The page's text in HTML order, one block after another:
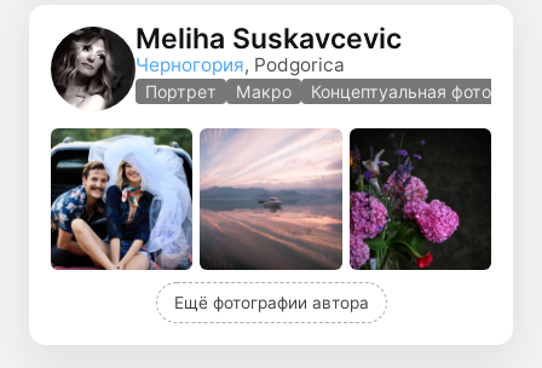
Meliha Suskavcevic
Черногория, Podgorica
Портрет Макро Концептуальная
Ещё фотографии автора